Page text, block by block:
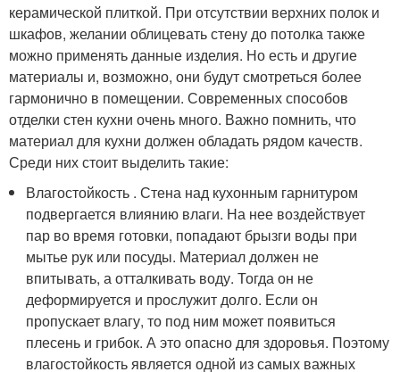
керамической плиткой. При отсутствии верхних полок и
шкафов, желании облицевать стену до потолка также
можно применять данные изделия. Но есть и другие
материалы и, возможно, они будут смотреться более
гармонично в помещении. Современных способов
отделки стен кухни очень много. Важно помнить, что
материал для кухни должен обладать рядом качеств.
Среди них стоит выделить такие:
Влагостойкость . Стена над кухонным гарнитуром
подвергается влиянию влаги. На нее воздействует
пар во время готовки, попадают брызги воды при
мытье рук или посуды. Материал должен не
впитывать, а отталкивать воду. Тогда он не
деформируется и прослужит долго. Если он
пропускает влагу, то под ним может появиться
плесень и грибок. А это опасно для здоровья. Поэтому
влагостойкость является одной из самых важных